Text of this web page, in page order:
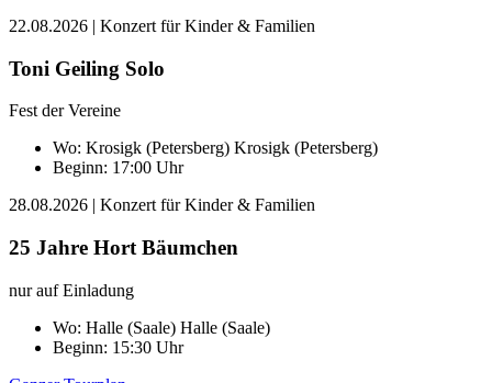
22.08.2026 | Konzert für Kinder & Familien
Toni Geiling Solo
Fest der Vereine
Wo: Krosigk (Petersberg) Krosigk (Petersberg)
Beginn: 17:00 Uhr
28.08.2026 | Konzert für Kinder & Familien
25 Jahre Hort Bäumchen
nur auf Einladung
Wo: Halle (Saale) Halle (Saale)
Beginn: 15:30 Uhr